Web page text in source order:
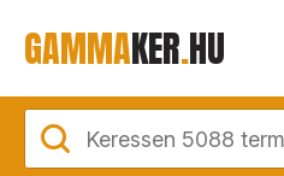
GAMMAKER.HU